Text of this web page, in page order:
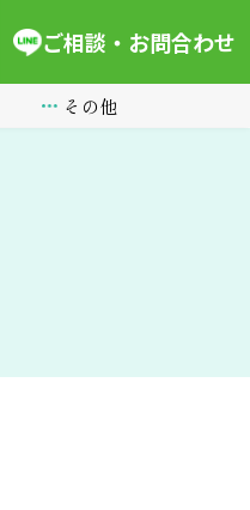
ご相談・お問合わせ
その他